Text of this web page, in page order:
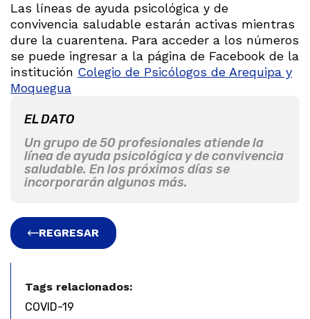
Las líneas de ayuda psicológica y de
convivencia saludable estarán activas mientras
dure la cuarentena. Para acceder a los números
se puede ingresar a la página de Facebook de la
institución Colegio de Psicólogos de Arequipa y
Moquegua
EL DATO
Un grupo de 50 profesionales atiende la
línea de ayuda psicológica y de convivencia
saludable. En los próximos días se
incorporarán algunos más.
REGRESAR
Tags relacionados:
COVID-19